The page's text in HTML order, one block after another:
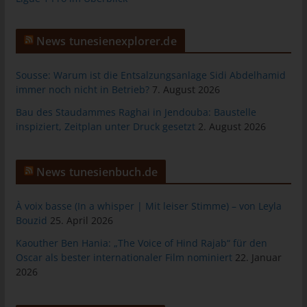
News tunesienexplorer.de
Sousse: Warum ist die Entsalzungsanlage Sidi Abdelhamid
immer noch nicht in Betrieb? 7. August 2026
Bau des Staudammes Raghai in Jendouba: Baustelle
inspiziert, Zeitplan unter Druck gesetzt 2. August 2026
News tunesienbuch.de
À voix basse (In a whisper | Mit leiser Stimme) – von Leyla
Bouzid 25. April 2026
Kaouther Ben Hania: „The Voice of Hind Rajab“ für den
Oscar als bester internationaler Film nominiert 22. Januar
2026
über ein Cookie.
unsere Internetseite jederzeit mittels einer entsprechenden
Einstellung des genutzten Internetbrowsers verhindern und
damit der Setzung von Cookies dauerhaft widersprechen.
Ferner können bereits gesetzte Cookies jederzeit über einen
Deaktiviert die betroffene Person die Setzung von Cookies in
dem genutzten Internetbrowser, sind unter Umständen nicht alle
Informationen
Die Internetseite erfasst mit jedem Aufruf der Internetseite durch